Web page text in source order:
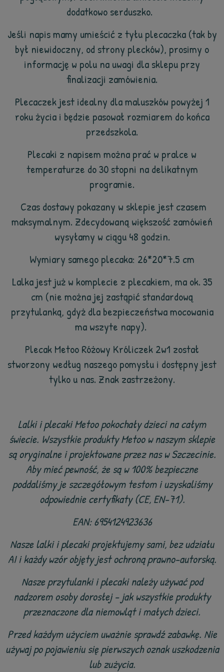
dodatkowo serduszko.
Jeśli napis mamy umieścić z tyłu plecaczka (tak by
był niewidoczny, od strony plecków), prosimy o
informację w polu na uwagi dla sklepu przy
finalizacji zamówienia.
Plecaczek jest idealny dla maluszków powyżej 1
roku życia i będzie pasował rozmiarem do końca
przedszkola.
Plecaki z napisem można prać w pralce w
temperaturze do 30 stopni na delikatnym
programie.
Czas dostawy pokazany w sklepie jest czasem
maksymalnym. Zdecydowaną większość zamówień
wysyłamy w ciągu 48 godzin.
Wymiary samego plecaka: 26*20*7.5 cm
Lalka jest już w komplecie z plecakiem, ma ok. 35
cm (nie można jej zastąpić standardową
przytulanką, gdyż dla bezpieczeństwa mocowania
ma wszyte napy).
Plecak Metoo Różowy Króliczek 2w1 został
stworzony według naszego pomysłu i dostępny jest
tylko u nas. Znak zastrzeżony.
Lalki i plecaki Metoo pokochały dzieci na całym
świecie. Wszystkie produkty Metoo w naszym sklepie
są oryginalne i projektowane przez nas w Szczecinie.
Aby mieć pewność, że są w 100% bezpieczne
poddaliśmy je szczegółowym testom i uzyskaliśmy
odpowiednie certyfikaty (CE, EN-71).
EAN: 6954124923636
Nasze lalki i plecaki projektujemy sami, bez udziału
AI i każdy wzór objęty jest ochroną prawno-autorską.
Nasze przytulanki i plecaki należy używać pod
nadzorem osoby dorosłej - jak wszystkie produkty
przeznaczone dla niemowląt i małych dzieci.
Przed każdym użyciem uważnie sprawdź zabawkę. Nie
używaj po pojawieniu się pierwszych oznak uszkodzenia
lub zużycia.